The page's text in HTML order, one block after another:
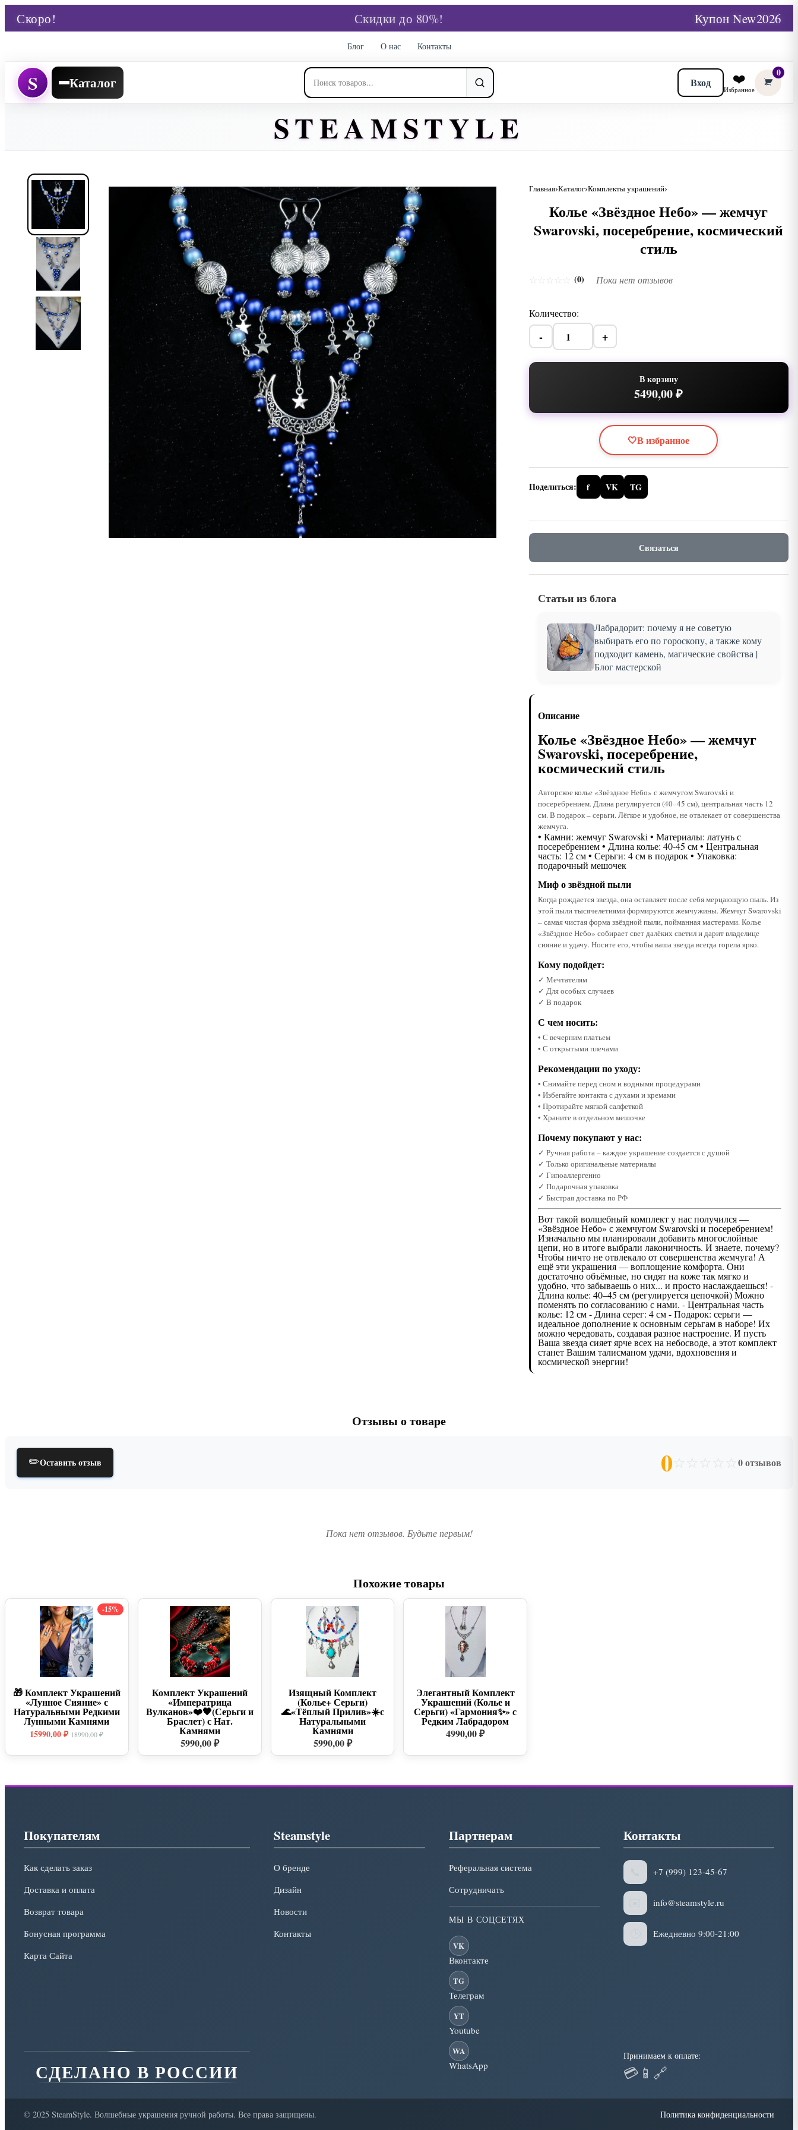
Скоро! Скидки до 80%! Купон New2026
Блог О нас Контакты
S Каталог Вход ❤️
Избранное
0
STEAMSTYLE
Главная Каталог Комплекты украшений
Колье «Звёздное Небо» — жемчуг
Swarovski, посеребрение, космический
стиль
(0) Пока нет отзывов
Количество:
- +
В корзину
5490,00 ₽
🤍В избранное
Поделиться: f VK TG
Связаться
Статьи из блога
Лабрадорит: почему я не советую
выбирать его по гороскопу, а также кому
подходит камень, магические свойства |
Блог мастерской
Описание
Колье «Звёздное Небо» — жемчуг
Swarovski, посеребрение,
космический стиль
Авторское колье «Звёздное Небо» с жемчугом Swarovski и
посеребрением. Длина регулируется (40–45 см), центральная часть 12
см. В подарок – серьги. Лёгкое и удобное, не отвлекает от совершенства
жемчуга.
• Камни: жемчуг Swarovski • Материалы: латунь с
посеребрением • Длина колье: 40-45 см • Центральная
часть: 12 см • Серьги: 4 см в подарок • Упаковка:
подарочный мешочек
Миф о звёздной пыли
Когда рождается звезда, она оставляет после себя мерцающую пыль. Из
этой пыли тысячелетиями формируются жемчужины. Жемчуг Swarovski
– самая чистая форма звёздной пыли, пойманная мастерами. Колье
«Звёздное Небо» собирает свет далёких светил и дарит владелице
сияние и удачу. Носите его, чтобы ваша звезда всегда горела ярко.
Кому подойдет:
✓ Мечтателям
✓ Для особых случаев
✓ В подарок
С чем носить:
• С вечерним платьем
• С открытыми плечами
Рекомендации по уходу:
• Снимайте перед сном и водными процедурами
• Избегайте контакта с духами и кремами
• Протирайте мягкой салфеткой
• Храните в отдельном мешочке
Почему покупают у нас:
✓ Ручная работа – каждое украшение создается с душой
✓ Только оригинальные материалы
✓ Гипоаллергенно
✓ Подарочная упаковка
✓ Быстрая доставка по РФ
Вот такой волшебный комплект у нас получился —
«Звёздное Небо» с жемчугом Swarovski и посеребрением!
Изначально мы планировали добавить многослойные
цепи, но в итоге выбрали лаконичность. И знаете, почему?
Чтобы ничто не отвлекало от совершенства жемчуга! А
ещё эти украшения — воплощение комфорта. Они
достаточно объёмные, но сидят на коже так мягко и
удобно, что забываешь о них... и просто наслаждаешься! -
Длина колье: 40–45 см (регулируется цепочкой) Можно
поменять по согласованию с нами. - Центральная часть
колье: 12 см - Длина серег: 4 см - Подарок: серьги —
идеальное дополнение к основным серьгам в наборе! Их
можно чередовать, создавая разное настроение. И пусть
Ваша звезда сияет ярче всех на небосводе, а этот комплект
станет Вашим талисманом удачи, вдохновения и
космической энергии!
Отзывы о товаре
✏️Оставить отзыв 0 ☆ ☆ ☆ ☆ ☆ 0 отзывов
Пока нет отзывов. Будьте первым!
Похожие товары
-15%
🎁 Комплект Украшений
«Лунное Cияние» с
Натуральными Редкими
Лунными Камнями
15990,00 ₽ 18990,00 ₽
Комплект Украшений
«Императрица
Вулканов»❤️🖤(Серьги и
Браслет) с Нат.
Камнями
5990,00 ₽
Изящный Комплект
(Колье+ Серьги)
🌊«Тёплый Прилив»☀️с
Натуральными
Камнями
5990,00 ₽
Элегантный Комплект
Украшений (Колье и
Серьги) «Гармония✨» с
Редким Лабрадором
4990,00 ₽
Покупателям
Как сделать заказ
Доставка и оплата
Возврат товара
Бонусная программа
Карта Сайта
СДЕЛАНО В РОССИИ
Steamstyle
О бренде
Дизайн
Новости
Контакты
Партнерам
Реферальная система
Сотрудничать
МЫ В СОЦСЕТЯХ
VK
Вконтакте
TG
Телеграм
YT
Youtube
WA
WhatsApp
Контакты
+7 (999) 123-45-67
info@steamstyle.ru
Ежедневно 9:00-21:00
Принимаем к оплате:
💳 📱 🔗
© 2025 SteamStyle. Волшебные украшения ручной работы. Все права защищены. Политика конфиденциальности